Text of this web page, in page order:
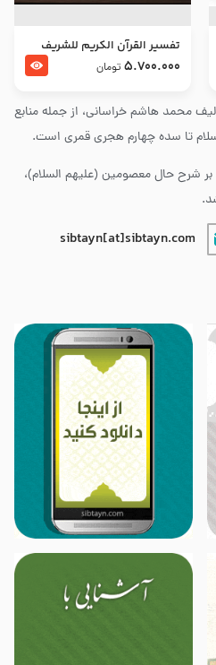
محمد هاشم خراسانی، از جمله منابع
تا سده چهارم هجری قمری است.
شرح حال معصومین (علیهم السلام)،
sibtayn[at]sibtayn.com
تفسير القرآن الكريم للشريف
المرتضي قدس سرّه
5.700.000 تومان